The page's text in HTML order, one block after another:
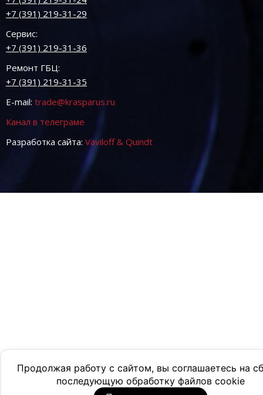
Продолжая работу с сайтом, вы соглашаетесь на
последующую обработку файлов cookie
+7 (391) 219-31-29
Сервис:
+7 (391) 219-31-36
Ремонт ГБЦ:
+7 (391) 219-31-35
E-mail: trade@krasparus.ru
Канал в телеграме
Разработка сайта: Vaviloff & Quindt